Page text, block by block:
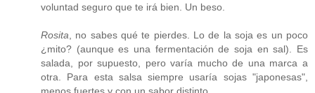
voluntad seguro que te irá bien. Un beso.
Rosita , no sabes qué te pierdes. Lo de la soja es un poco
¿mito? (aunque es una fermentación de soja en sal). Es
salada, por supuesto, pero varía mucho de una marca a
otra. Para esta salsa siempre usaría sojas "japonesas",
menos fuertes y con un sabor distinto.